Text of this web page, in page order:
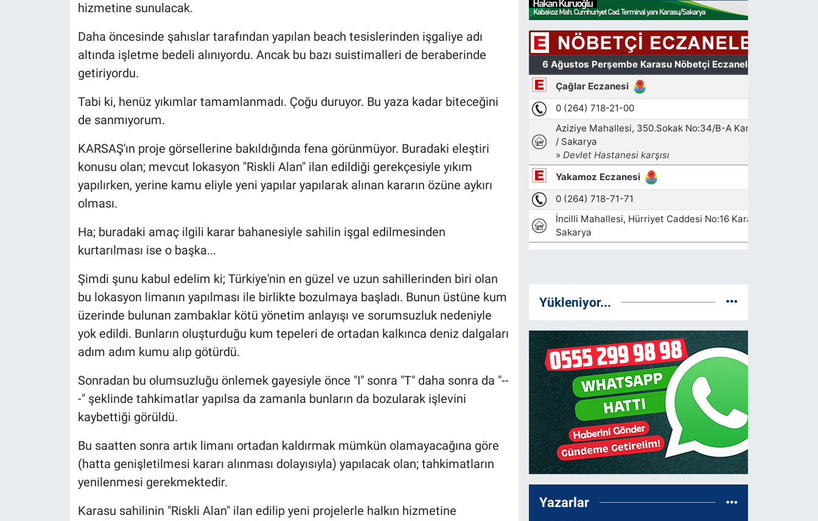
hizmetine sunulacak.
Daha öncesinde şahıslar tarafından yapılan beach tesislerinden işgaliye adı
altında işletme bedeli alınıyordu. Ancak bu bazı suistimalleri de beraberinde
getiriyordu.
Tabi ki, henüz yıkımlar tamamlanmadı. Çoğu duruyor. Bu yaza kadar biteceğini
de sanmıyorum.
KARSAŞ'ın proje görsellerine bakıldığında fena görünmüyor. Buradaki eleştiri
konusu olan; mevcut lokasyon "Riskli Alan" ilan edildiği gerekçesiyle yıkım
yapılırken, yerine kamu eliyle yeni yapılar yapılarak alınan kararın özüne aykırı
olması.
Ha; buradaki amaç ilgili karar bahanesiyle sahilin işgal edilmesinden
kurtarılması ise o başka...
Şimdi şunu kabul edelim ki; Türkiye'nin en güzel ve uzun sahillerinden biri olan
bu lokasyon limanın yapılması ile birlikte bozulmaya başladı. Bunun üstüne kum
üzerinde bulunan zambaklar kötü yönetim anlayışı ve sorumsuzluk nedeniyle
yok edildi. Bunların oluşturduğu kum tepeleri de ortadan kalkınca deniz dalgaları
adım adım kumu alıp götürdü.
Sonradan bu olumsuzluğu önlemek gayesiyle önce "I" sonra "T" daha sonra da "--
-" şeklinde tahkimatlar yapılsa da zamanla bunların da bozularak işlevini
kaybettiği görüldü.
Bu saatten sonra artık limanı ortadan kaldırmak mümkün olamayacağına göre
(hatta genişletilmesi kararı alınması dolayısıyla) yapılacak olan; tahkimatların
yenilenmesi gerekmektedir.
Karasu sahilinin "Riskli Alan" ilan edilip yeni projelerle halkın hizmetine
Yükleniyor...
Yazarlar